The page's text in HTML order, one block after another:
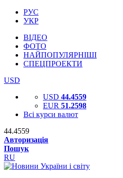
РУС
УКР
ВІДЕО
ФОТО
НАЙПОПУЛЯРНІШІ
СПЕЦПРОЕКТИ
USD
USD 44.4559
EUR 51.2598
Всі курси валют
44.4559
Авторизація
Пошук
RU